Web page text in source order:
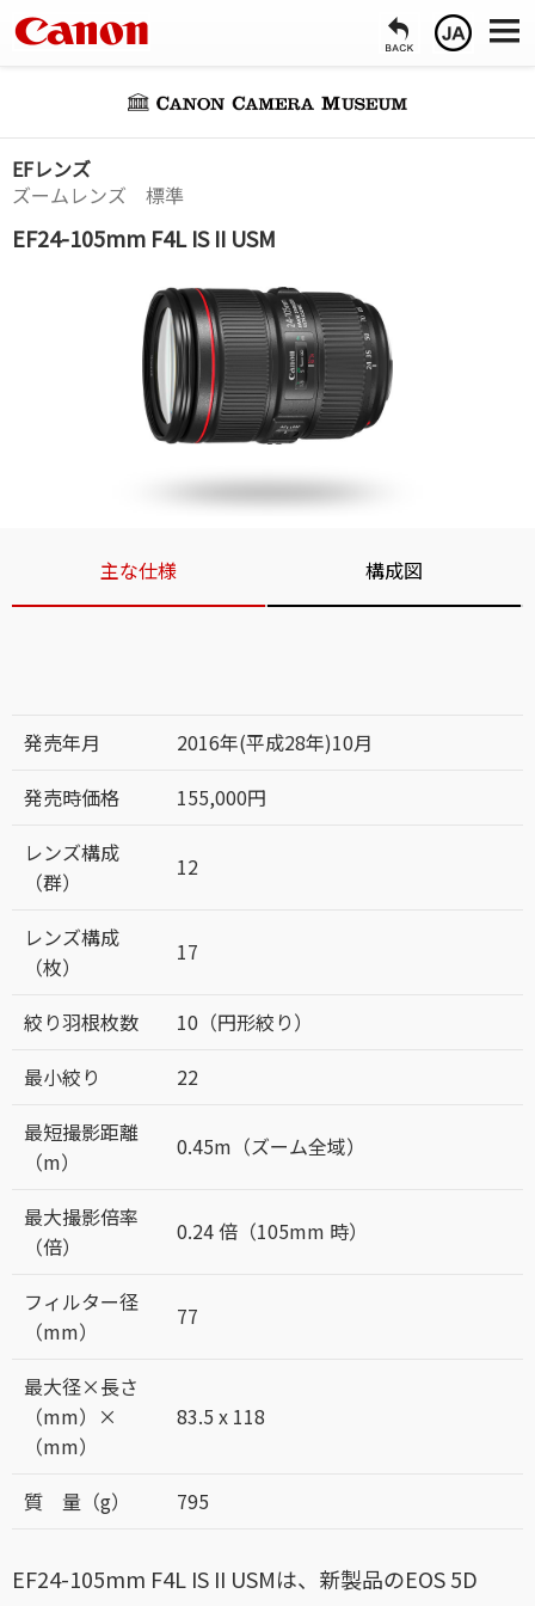
EFレンズ
ズームレンズ 標準
EF24-105mm F4L IS II USM
主な仕様 構成図
発売年月
2016年(平成28年)10月
発売時価格
155,000円
レンズ構成
（群）
12
レンズ構成
（枚）
17
絞り羽根枚数
10（円形絞り）
最小絞り
22
最短撮影距離
（m）
0.45m（ズーム全域）
最大撮影倍率
（倍）
0.24 倍（105mm 時）
フィルター径
（mm）
77
最大径×長さ
（mm）×
（mm）
83.5 x 118
質 量（g） 795
EF24-105mm F4L IS II USMは、新製品のEOS 5D